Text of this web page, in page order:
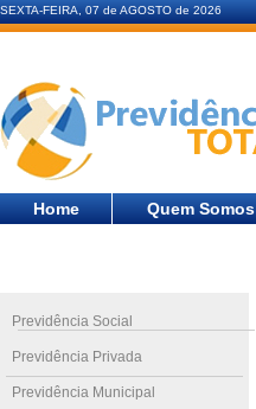
SEXTA-FEIRA, 07 de AGOSTO de 2026
Home Quem Somos
Previdência Social
Previdência Privada
Previdência Municipal